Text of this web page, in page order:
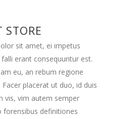
STORE
sit amet, ei impetus
erant consequuntur est.
eu, an rebum regione
placerat ut duo, id duis
vis, vim autem semper
forensibus definitiones